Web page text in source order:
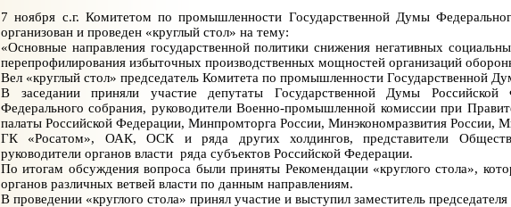
7 ноября с.г. Комитетом по промышленности Государственной Думы
организован и проведен «круглый стол» на тему:
«Основные направления государственной политики снижения негативных
перепрофилирования избыточных производственных мощностей организаций
Вел «круглый стол» председатель Комитета по промышленности Государственной
В заседании приняли участие депутаты Государственной Думы
Федерального собрания, руководители Военно-промышленной комиссии при
палаты Российской Федерации, Минпромторга России, Минэкономразвития России,
ГК «Росатом», ОАК, ОСК и ряда других холдингов, представители
руководители органов власти ряда субъектов Российской Федерации.
По итогам обсуждения вопроса были приняты Рекомендации «круглого стола»,
органов различных ветвей власти по данным направлениям.
В проведении «круглого стола» принял участие и выступил заместитель